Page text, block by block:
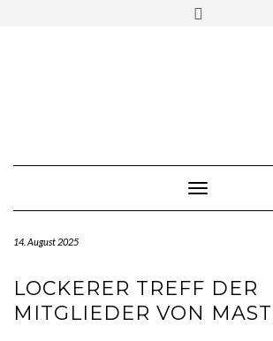
Toggle
14. August 2025
LOCKERER TREFF DER
MITGLIEDER VON